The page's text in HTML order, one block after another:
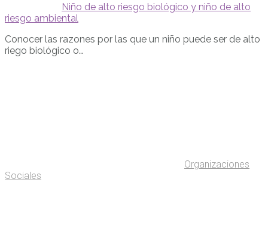
Niño de alto riesgo biológico y niño de alto
riesgo ambiental
Conocer las razones por las que un niño puede ser de alto
riego biológico o…
Organizaciones
Sociales